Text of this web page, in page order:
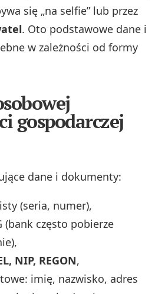
się „na selfie” lub przez
. Oto podstawowe dane i
w zależności od formy
gospodarczej
dane i dokumenty:
(seria, numer),
(bank często pobierze
NIP, REGON,
imię, nazwisko, adres